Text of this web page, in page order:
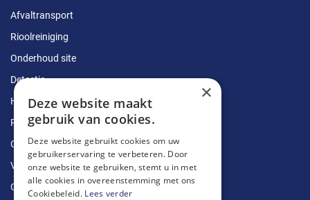
Afvaltransport
Rioolreiniging
Onderhoud site
Detectie
Herstellingen
Ruimingen
Ontstoppingen
Vetputten
Ontkalking
×
Deze website maakt
gebruik van cookies.
Deze website gebruikt cookies om uw
gebruikerservaring te verbeteren. Door
onze website te gebruiken, stemt u in met
alle cookies in overeenstemming met ons
Cookiebeleid. Lees verder